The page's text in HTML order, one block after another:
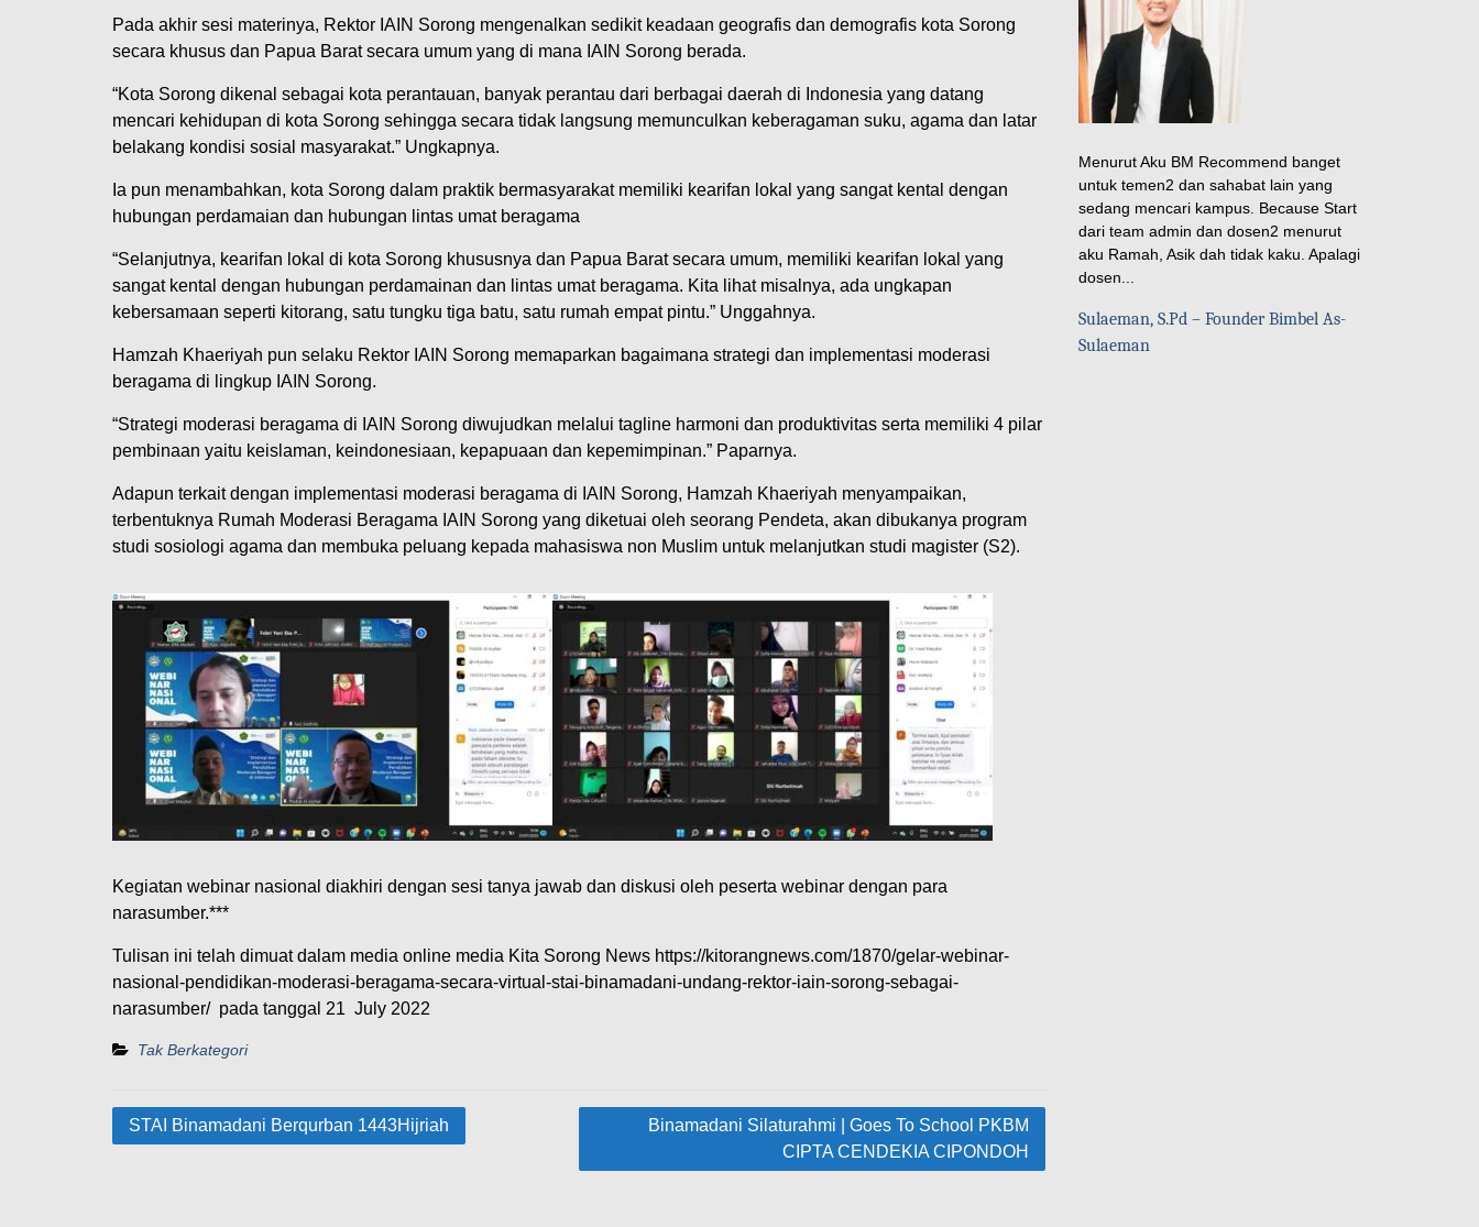
Pada akhir sesi materinya, Rektor IAIN Sorong mengenalkan sedikit keadaan geografis dan demografis kota Sorong
secara khusus dan Papua Barat secara umum yang di mana IAIN Sorong berada.
“Kota Sorong dikenal sebagai kota perantauan, banyak perantau dari berbagai daerah di Indonesia yang datang
mencari kehidupan di kota Sorong sehingga secara tidak langsung memunculkan keberagaman suku, agama dan latar
belakang kondisi sosial masyarakat.” Ungkapnya.
Ia pun menambahkan, kota Sorong dalam praktik bermasyarakat memiliki kearifan lokal yang sangat kental dengan
hubungan perdamaian dan hubungan lintas umat beragama
“Selanjutnya, kearifan lokal di kota Sorong khususnya dan Papua Barat secara umum, memiliki kearifan lokal yang
sangat kental dengan hubungan perdamainan dan lintas umat beragama. Kita lihat misalnya, ada ungkapan
kebersamaan seperti kitorang, satu tungku tiga batu, satu rumah empat pintu.” Unggahnya.
Hamzah Khaeriyah pun selaku Rektor IAIN Sorong memaparkan bagaimana strategi dan implementasi moderasi
beragama di lingkup IAIN Sorong.
“Strategi moderasi beragama di IAIN Sorong diwujudkan melalui tagline harmoni dan produktivitas serta memiliki 4 pilar
pembinaan yaitu keislaman, keindonesiaan, kepapuaan dan kepemimpinan.” Paparnya.
Adapun terkait dengan implementasi moderasi beragama di IAIN Sorong, Hamzah Khaeriyah menyampaikan,
terbentuknya Rumah Moderasi Beragama IAIN Sorong yang diketuai oleh seorang Pendeta, akan dibukanya program
studi sosiologi agama dan membuka peluang kepada mahasiswa non Muslim untuk melanjutkan studi magister (S2).
Kegiatan webinar nasional diakhiri dengan sesi tanya jawab dan diskusi oleh peserta webinar dengan para
narasumber.***
Tulisan ini telah dimuat dalam media online media Kita Sorong News https://kitorangnews.com/1870/gelar-webinar-
nasional-pendidikan-moderasi-beragama-secara-virtual-stai-binamadani-undang-rektor-iain-sorong-sebagai-
narasumber/ pada tanggal 21 July 2022
Tak Berkategori
Navigasi
STAI Binamadani Berqurban 1443Hijriah
Binamadani Silaturahmi | Goes To School PKBM
CIPTA CENDEKIA CIPONDOH
Menurut Aku BM Recommend banget
untuk temen2 dan sahabat lain yang
sedang mencari kampus. Because Start
dari team admin dan dosen2 menurut
aku Ramah, Asik dah tidak kaku. Apalagi
dosen...
Sulaeman, S.Pd – Founder Bimbel As-
Sulaeman